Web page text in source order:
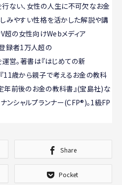
ない、女性の人生に不可欠なお金
みやすい性格を活かした解説や講
超の女性向けWebメディア
登録者1万人超の
営。著書は『はじめての新
11歳から親子で考えるお金の教科
年前後のお金の教科書』(宝島社)な
ンシャルプランナー(CFP®)。1級FP
Share
Pocket